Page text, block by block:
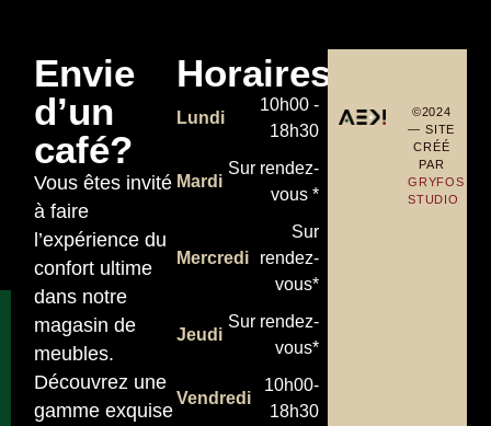
Envie
d’un
café?
Vous êtes invité
à faire
l’expérience du
confort ultime
dans notre
magasin de
meubles.
Découvrez une
gamme exquise
Horaires
Lundi
10h00 -
18h30
Mardi
Sur rendez-
vous *
Mercredi
Sur
rendez-
vous*
Jeudi
Sur rendez-
vous*
Vendredi
10h00-
18h30
©2024
— SITE
CRÉÉ
PAR
GRYFOS
STUDIO